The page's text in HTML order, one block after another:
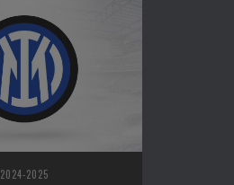
2024-2025